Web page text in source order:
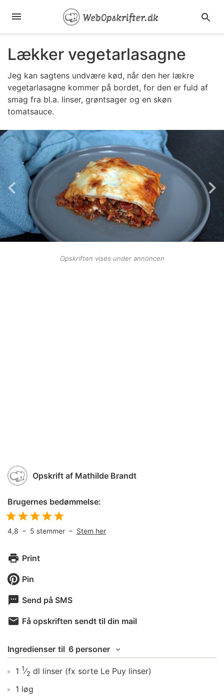
Lækker vegetarlasagne
Jeg kan sagtens undvære kød, når den her lækre
vegetarlasagne kommer på bordet, for den er fuld af
smag fra bl.a. linser, grøntsager og en skøn
tomatsauce.
Opskriften vises under annoncen
Opskrift af Mathilde Brandt
Brugernes bedømmelse:
4,8 – 5 stemmer – Stem her
Print
Pin
Send på SMS
Få opskriften sendt til din mail
Ingredienser til 6 personer
1 1⁄2 dl linser (fx sorte Le Puy linser)
1 løg